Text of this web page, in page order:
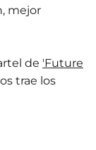
mejor
de 'Future
trae los